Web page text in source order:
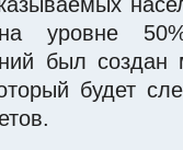
уровне
был создан
будет